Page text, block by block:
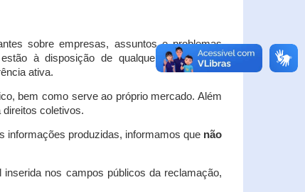
sobre empresas, assuntos e problemas
à disposição de qualquer interessado,
ativa.
bem como serve ao próprio mercado. Além
coletivos.
informações produzidas, informamos que não
nos campos públicos da reclamação,